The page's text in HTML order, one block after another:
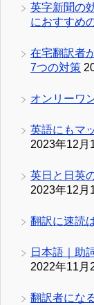
英字新聞の
におすすめ
在宅翻訳者
7つの対策
オンリーワ
英語にもマ
2023年12月
英日と日英
2023年12月
翻訳に速読
日本語｜助
2022年11月
翻訳者にな